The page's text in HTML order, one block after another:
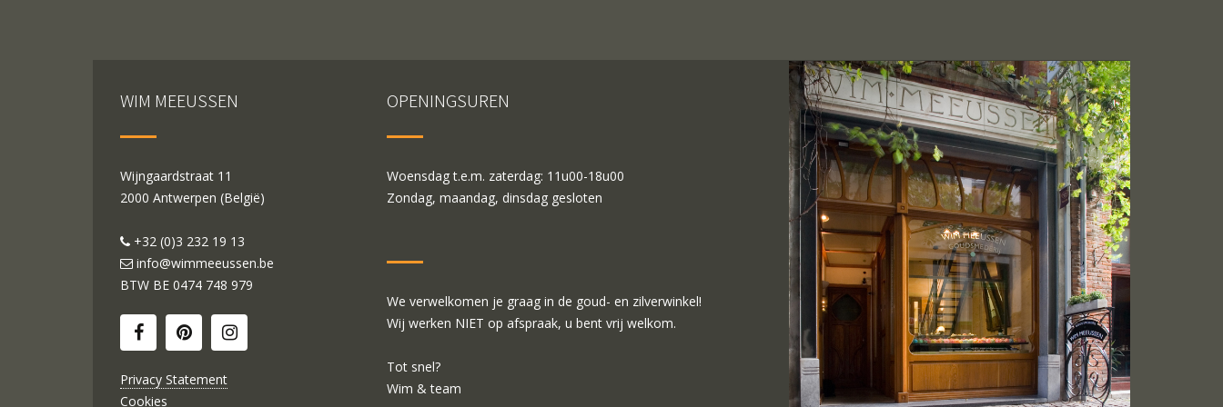
WIM MEEUSSEN
Wijngaardstraat 11
2000 Antwerpen (België)
+32 (0)3 232 19 13
info@wimmeeussen.be
BTW BE 0474 748 979
Privacy Statement
Cookies
OPENINGSUREN
Woensdag t.e.m. zaterdag: 11u00-18u00
Zondag, maandag, dinsdag gesloten
We verwelkomen je graag in de goud- en zilverwinkel!
Wij werken NIET op afspraak, u bent vrij welkom.
Tot snel?
Wim & team